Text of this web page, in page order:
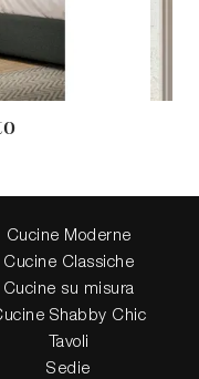
Cucine Moderne
Cucine Classiche
Cucine su misura
Shabby Chic
Tavoli
Sedie